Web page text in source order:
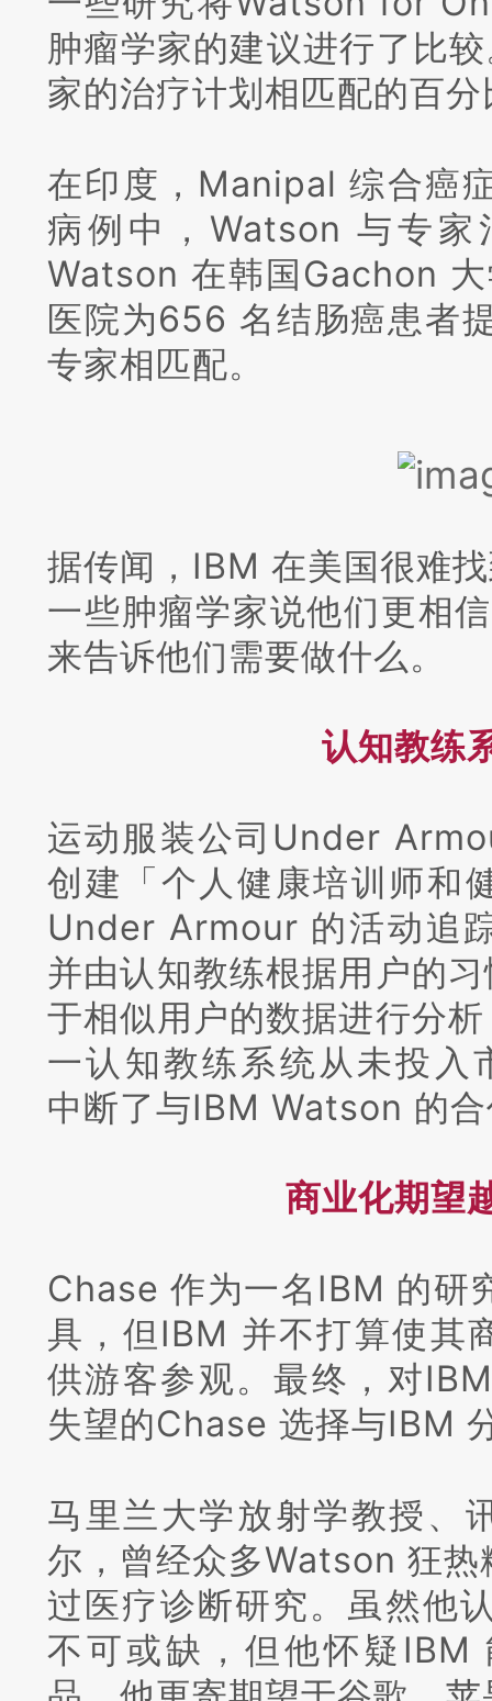
肿瘤学家的建议进行了比
家的治疗计划相匹配的百分
在印度，Manipal 综合癌
病例中，Watson 与专
Watson 在韩国Gachon
医院为656 名结肠癌患者
专家相匹配。
据传闻，IBM 在美国很难
一些肿瘤学家说他们更相
来告诉他们需要做什么。
认知教练
运动服装公司Under
创建「个人健康培训师和
Under Armour 的活动追
并由认知教练根据用户的
于相似用户的数据进行分
一认知教练系统从未投
中断了与IBM Watson 的
商业化期望
Chase 作为一名IBM 的研
具，但IBM 并不打算使其
供游客参观。最终，对
失望的Chase 选择与IBM
马里兰大学放射学教授、
尔，曾经众多Watson 狂
过医疗诊断研究。 虽然他
不可或缺，但他怀疑IBM